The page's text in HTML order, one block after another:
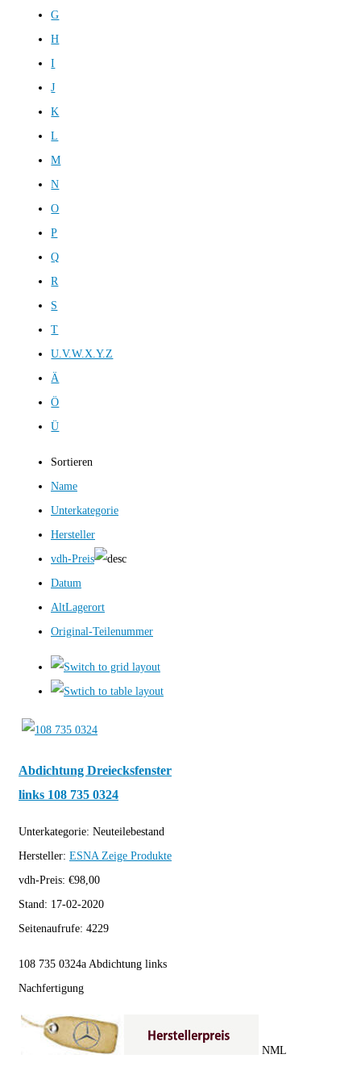
G
H
I
J
K
L
M
N
O
P
Q
R
S
T
U.V.W.X.Y.Z
Ä
Ö
Ü
Sortieren
Name
Unterkategorie
Hersteller
vdh-Preis
Datum
AltLagerort
Original-Teilenummer
Abdichtung Dreiecksfenster
links 108 735 0324
Unterkategorie: Neuteilebestand
Hersteller: ESNA Zeige Produkte
vdh-Preis: €98,00
Stand: 17-02-2020
Seitenaufrufe: 4229
108 735 0324a Abdichtung links
Nachfertigung
NML